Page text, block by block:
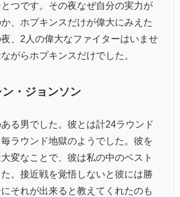
つです。その夜なぜ自分の実力が
、ホプキンスだけが偉大にみえた
、2人の偉大なファイターはいませ
がらホプキンスだけでした。
・ジョンソン
る男でした。彼とは計24ラウンド
ラウンド地獄のようでした。彼を
変なことで、彼は私の中のベスト
。接近戦を覚悟しないと彼には勝
それが出来ると教えてくれたのも